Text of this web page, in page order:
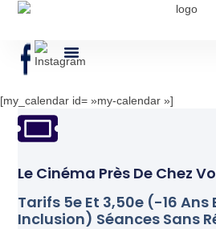
[my_calendar id= »my-calendar »]
Le Cinéma Près De Chez
Tarifs 5e Et 3,50e (-16
Inclusion) Séances Sans